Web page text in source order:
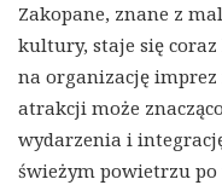
Zakopane, znane z
kultury, staje się
na organizację
atrakcji może
wydarzenia i
świeżym powietrzu